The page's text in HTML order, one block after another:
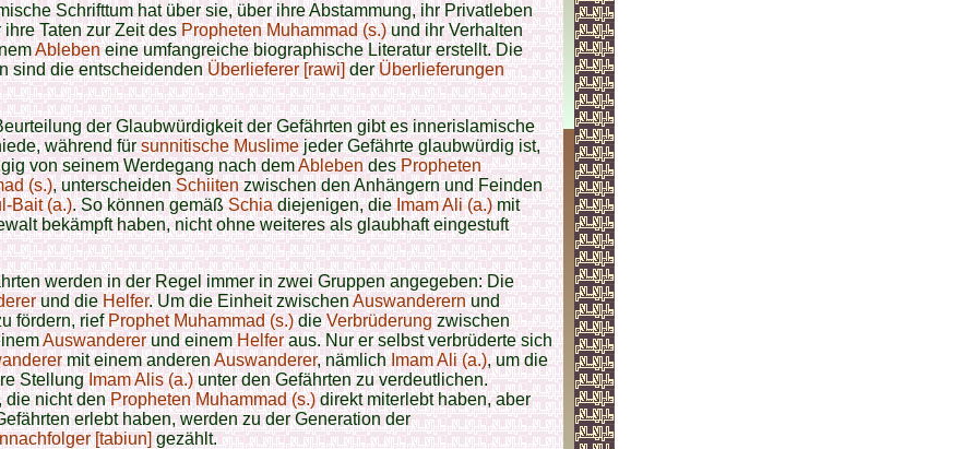
Schrifttum hat über sie, über ihre Abstammung, ihr Privatleben
ihre Taten zur Zeit desPropheten Muhammad (s.)und ihr Verhalten
Ablebeneine umfangreiche biographische Literatur erstellt. Die
sind die entscheidendenÜberlieferer [rawi]derÜberlieferungen
der Glaubwürdigkeit der Gefährten gibt es innerislamische
während fürsunnitische Muslimejeder Gefährte glaubwürdig ist,
von seinem Werdegang nach demAblebendesPropheten
(s.), unterscheidenSchiitenzwischen den Anhängern und Feinden
Bait (a.). So können gemäßSchiadiejenigen, dieImam Ali (a.)mit
bekämpft haben, nicht ohne weiteres als glaubhaft eingestuft
werden in der Regel immer in zwei Gruppen angegeben: Die
und dieHelfer. Um die Einheit zwischenAuswanderernund
fördern, riefProphet Muhammad (s.)dieVerbrüderungzwischen
Auswandererund einemHelferaus. Nur er selbst verbrüderte sich
mit einem anderenAuswanderer, nämlichImam Ali (a.), um die
StellungImam Alis (a.)unter den Gefährten zu verdeutlichen.
die nicht denPropheten Muhammad (s.)direkt miterlebt haben, aber
erlebt haben, werden zu der Generation der
[tabiun]gezählt.